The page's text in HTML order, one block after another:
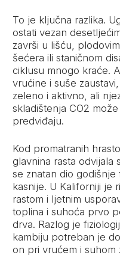
To je ključna razlika.
ostati vezan
završi u lišću,
šećera ili staničnom
ciklusu mnogo kraće.
vrućine i suše
zeleno i aktivno, ali
skladištenja CO2
predviđaju.
Kod promatranih
glavnina rasta odvijala
se znatan dio godišnje
kasnije. U Kaliforniji je
rastom i ljetnim
toplina i suhoća prvo
drva. Razlog je
kambiju potreban je
on pri vrućem i suhom